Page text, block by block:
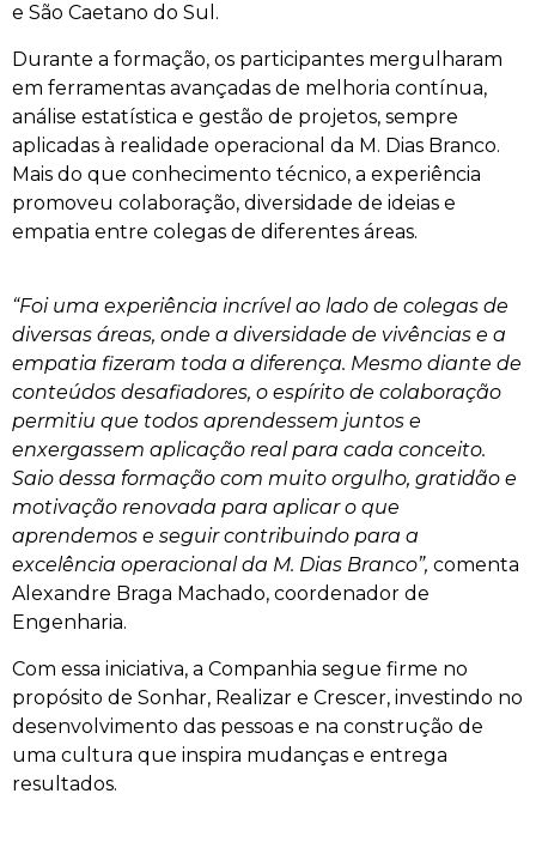
e São Caetano do Sul.
Durante a formação, os participantes mergulharam
em ferramentas avançadas de melhoria contínua,
análise estatística e gestão de projetos, sempre
aplicadas à realidade operacional da M. Dias Branco.
Mais do que conhecimento técnico, a experiência
promoveu colaboração, diversidade de ideias e
empatia entre colegas de diferentes áreas.
“Foi uma experiência incrível ao lado de colegas de
diversas áreas, onde a diversidade de vivências e a
empatia fizeram toda a diferença. Mesmo diante de
conteúdos desafiadores, o espírito de colaboração
permitiu que todos aprendessem juntos e
enxergassem aplicação real para cada conceito.
Saio dessa formação com muito orgulho, gratidão e
motivação renovada para aplicar o que
aprendemos e seguir contribuindo para a
excelência operacional da M. Dias Branco”, comenta
Alexandre Braga Machado, coordenador de
Engenharia.
Com essa iniciativa, a Companhia segue firme no
propósito de Sonhar, Realizar e Crescer, investindo no
desenvolvimento das pessoas e na construção de
uma cultura que inspira mudanças e entrega
resultados.